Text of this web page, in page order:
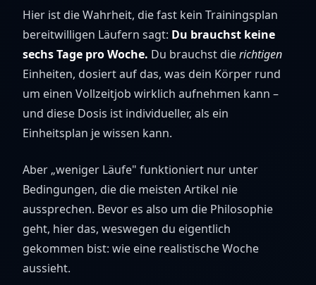
Hier ist die Wahrheit, die fast kein Trainingsplan
bereit­willigen Läufern sagt: Du brauchst keine
sechs Tage pro Woche. Du brauchst dierichtigen
Einheiten, dosiert auf das, was dein Körper rund
um einen Vollzeitjob wirklich aufnehmen kann –
und diese Dosis ist individueller, als ein
Einheitsplan je wissen kann.
Aber „weniger Läufe" funktioniert nur unter
Bedingungen, die die meisten Artikel nie
aussprechen. Bevor es also um die Philosophie
geht, hier das, weswegen du eigentlich
gekommen bist: wie eine realistische Woche
aussieht.